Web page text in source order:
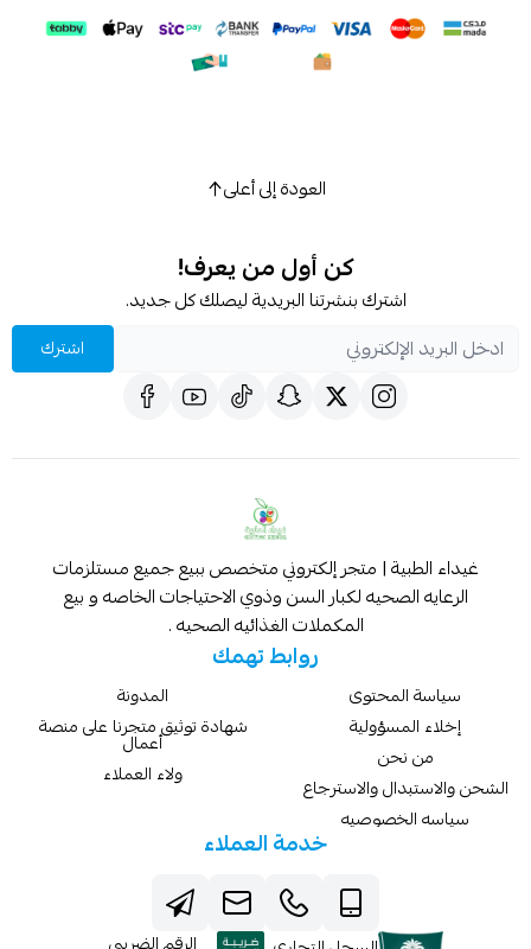
العودة إلى أعلى
كن أول من يعرف!
اشترك بنشرتنا البريدية ليصلك كل جديد.
اشترك
غيداء الطبية | متجر إلكتروني متخصص ببيع جميع مستلزمات
الرعايه الصحيه لكبار السن وذوي الاحتياجات الخاصه و بيع
المكملات الغذائيه الصحيه .
روابط تهمك
سياسة المحتوى
إخلاء المسؤولية
من نحن
الشحن والاستبدال والاسترجاع
سياسه الخصوصيه
المدونة
شهادة توثيق متجرنا على منصة
أعمال
ولاء العملاء
خدمة العملاء